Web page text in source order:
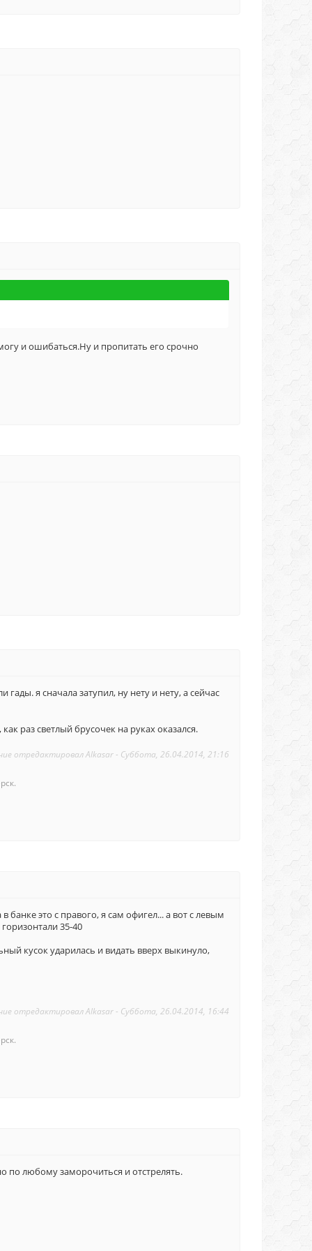
и ошибаться.Ну и пропитать его срочно
я сначала затупил, ну нету и нету, а сейчас
раз светлый брусочек на руках оказался.
отредактировалAlkasar- Суббота, 26.04.2014, 21:16
это с правого, я сам офигел... а вот с левым
35-40
кусок ударилась и видать вверх выкинуло,
отредактировалAlkasar- Суббота, 26.04.2014, 16:44
по любому заморочиться и отстрелять.